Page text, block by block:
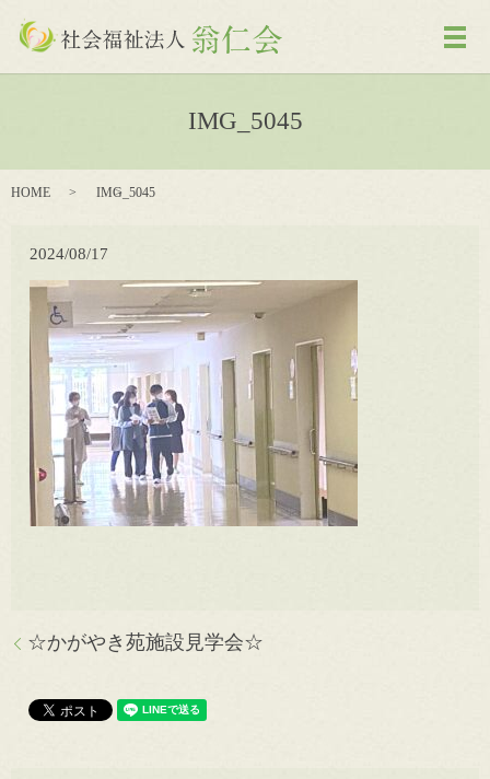
メ
IMG_5045
HOME IMG_5045
2024/08/17
☆かがやき苑施設見学会☆